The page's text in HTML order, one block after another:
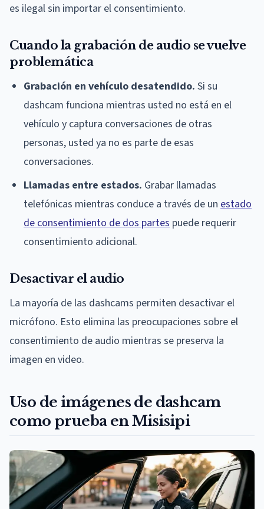
es ilegal sin importar el consentimiento.
Cuando la grabación de audio se vuelve
problemática
Grabación en vehículo desatendido. Si su
dashcam funciona mientras usted no está en el
vehículo y captura conversaciones de otras
personas, usted ya no es parte de esas
conversaciones.
Llamadas entre estados. Grabar llamadas
telefónicas mientras conduce a través de un estado
de consentimiento de dos partes puede requerir
consentimiento adicional.
Desactivar el audio
La mayoría de las dashcams permiten desactivar el
micrófono. Esto elimina las preocupaciones sobre el
consentimiento de audio mientras se preserva la
imagen en video.
Uso de imágenes de dashcam
como prueba en Misisipi